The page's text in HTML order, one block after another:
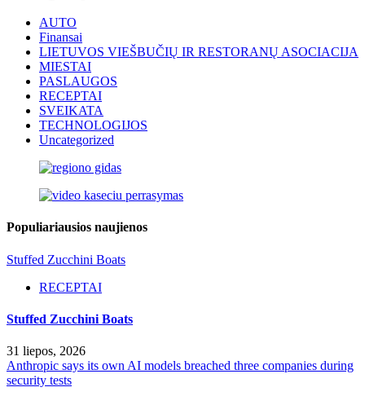
AUTO
Finansai
LIETUVOS VIEŠBUČIŲ IR RESTORANŲ ASOCIACIJA
MIESTAI
PASLAUGOS
RECEPTAI
SVEIKATA
TECHNOLOGIJOS
Uncategorized
Populiariausios naujienos
Stuffed Zucchini Boats
RECEPTAI
Stuffed Zucchini Boats
31 liepos, 2026
Anthropic says its own AI models breached three companies during
security tests